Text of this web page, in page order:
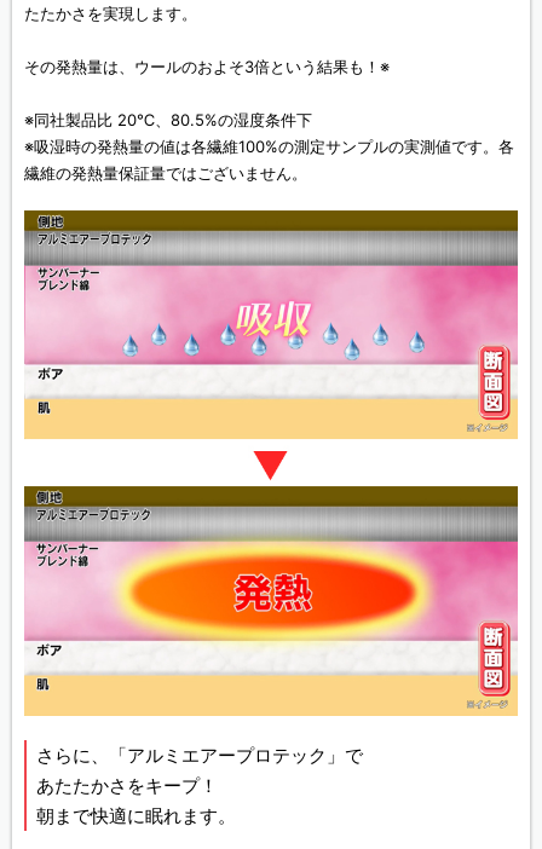
たたかさを実現します。
その発熱量は、ウールのおよそ3倍という結果も！※
※同社製品比 20℃、80.5%の湿度条件下
※吸湿時の発熱量の値は各繊維100%の測定サンプルの実測値です。各
繊維の発熱量保証量ではございません。
さらに、「アルミエアープロテック」で
あたたかさをキープ！
朝まで快適に眠れます。